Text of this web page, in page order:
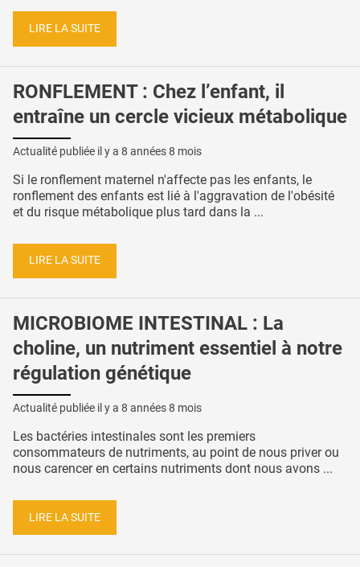
LIRE LA SUITE
RONFLEMENT : Chez l’enfant, il
entraîne un cercle vicieux métabolique
Actualité publiée il y a 8 années 8 mois
Si le ronflement maternel n'affecte pas les enfants, le
ronflement des enfants est lié à l'aggravation de l'obésité
et du risque métabolique plus tard dans la ...
LIRE LA SUITE
MICROBIOME INTESTINAL : La
choline, un nutriment essentiel à notre
régulation génétique
Actualité publiée il y a 8 années 8 mois
Les bactéries intestinales sont les premiers
consommateurs de nutriments, au point de nous priver ou
nous carencer en certains nutriments dont nous avons ...
LIRE LA SUITE